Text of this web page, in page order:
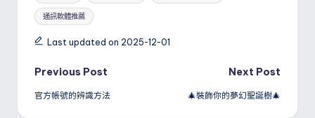
通訊軟體推薦
Last updated on 2025-12-01
Post
navigation
Previous Post
官方帳號的辨識方法
Next Post
🎄裝飾你的夢幻聖誕樹🎄